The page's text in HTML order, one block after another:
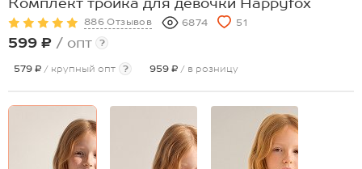
886 Отзывов 6874 51
599 ₽ / опт ?
579 ₽ / крупный опт ? 959 ₽ / в розницу